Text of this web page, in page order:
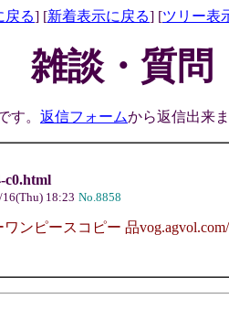
戻る] [新着表示に戻る] [ツリー表
雑談・質問
す。 返信フォームから返信出来
c0.html
18:23 No.8858
ンピースコピー 品vog.agvol.com/